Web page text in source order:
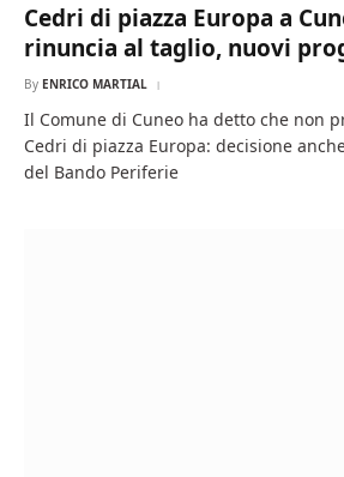
Cedri di piazza Europa a
rinuncia al taglio, nuovi
By ENRICO MARTIAL
Il Comune di Cuneo ha detto che non
Cedri di piazza Europa: decisione
del Bando Periferie